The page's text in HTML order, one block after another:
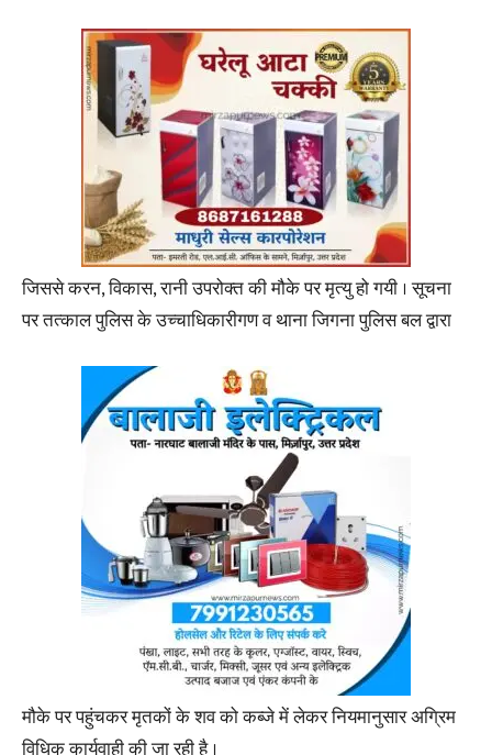
जिससे करन, विकास, रानी उपरोक्त की मौके पर मृत्यु हो गयी । सूचना
पर तत्काल पुलिस के उच्चाधिकारीगण व थाना जिगना पुलिस बल द्वारा
मौके पर पहुंचकर मृतकों के शव को कब्जे में लेकर नियमानुसार अग्रिम